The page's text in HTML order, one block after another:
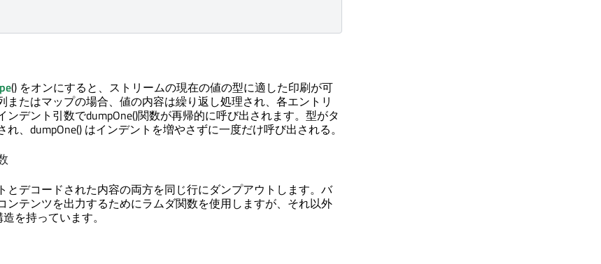
() をオンにすると、ストリームの現在の値の型に適した印刷が可
またはマップの場合、値の内容は繰り返し処理され、各エントリ
ンデント引数でdumpOne()関数が再帰的に呼び出されます。型がタ
、dumpOne() はインデントを増やさずに一度だけ呼び出される。
とデコードされた内容の両方を同じ行にダンプアウトします。バ
ンテンツを出力するためにラムダ関数を使用しますが、それ以外
を持っています。